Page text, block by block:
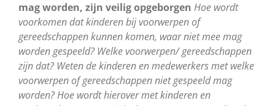
mag worden, zijn veilig opgeborgen Hoe wordt
voorkomen dat kinderen bij voorwerpen of
gereedschappen kunnen komen, waar niet mee mag
worden gespeeld? Welke voorwerpen/ gereedschappen
zijn dat? Weten de kinderen en medewerkers met welke
voorwerpen of gereedschappen niet gespeeld mag
worden? Hoe wordt hierover met kinderen en